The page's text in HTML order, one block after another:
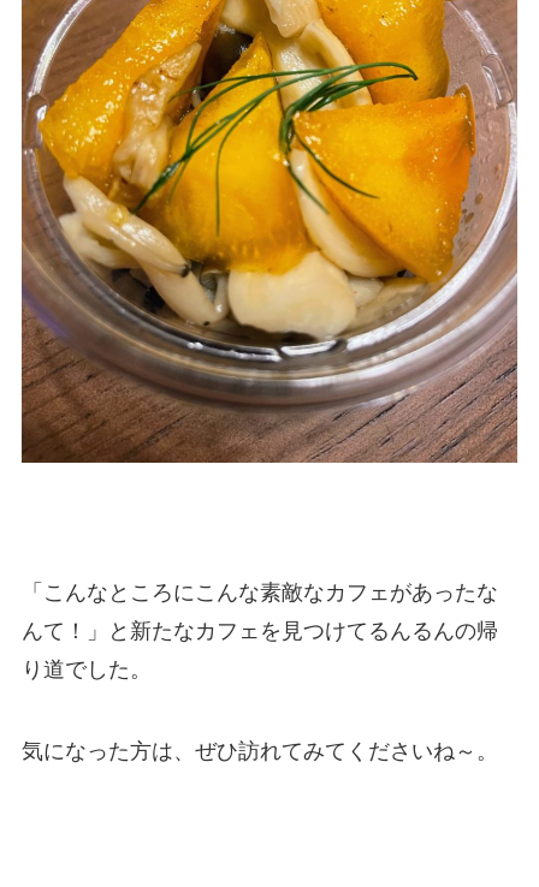
「こんなところにこんな素敵なカフェがあったな
んて！」と新たなカフェを見つけてるんるんの帰
り道でした。
気になった方は、ぜひ訪れてみてくださいね～。